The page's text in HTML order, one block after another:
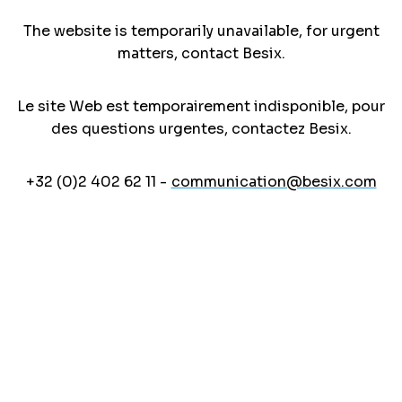
The website is temporarily unavailable, for urgent
matters, contact Besix.
Le site Web est temporairement indisponible, pour
des questions urgentes, contactez Besix.
+32 (0)2 402 62 11 - communication@besix.com